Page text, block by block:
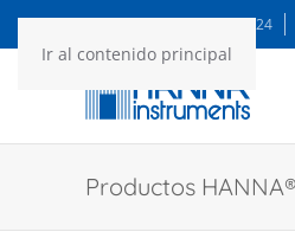
Ir al contenido principal
WA: 99935 1624
Productos